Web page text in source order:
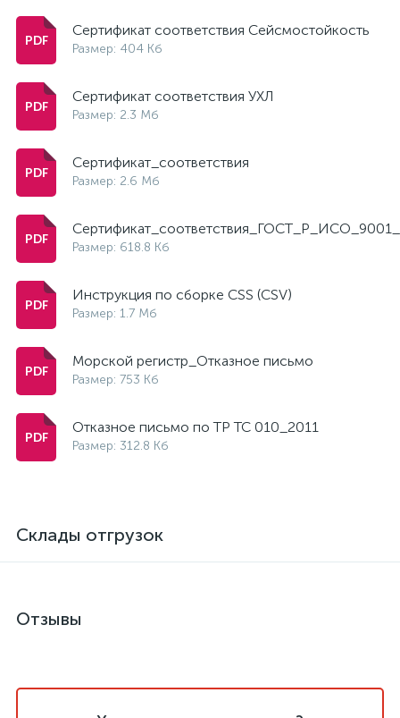
Сертификат соответствия Сейсмостойкость
Размер: 404 Кб
Сертификат соответствия УХЛ
Размер: 2.3 Мб
Сертификат_соответствия
Размер: 2.6 Мб
Размер: 618.8 Кб
Инструкция по сборке CSS (CSV)
Размер: 1.7 Мб
Морской регистр_Отказное письмо
Размер: 753 Кб
Отказное письмо по ТР ТС 010_2011
Размер: 312.8 Кб
Склады отгрузок
Отзывы